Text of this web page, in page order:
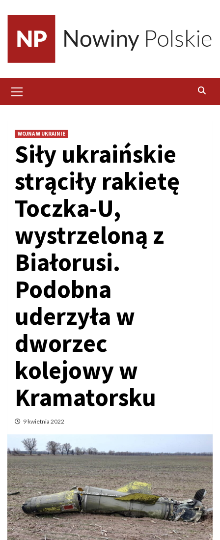
content
Menu
WOJNA W UKRAINIE
Siły ukraińskie
strąciły rakietę
Toczka-U,
wystrzeloną z
Białorusi.
Podobna
uderzyła w
dworzec
kolejowy w
Kramatorsku
9 kwietnia 2022